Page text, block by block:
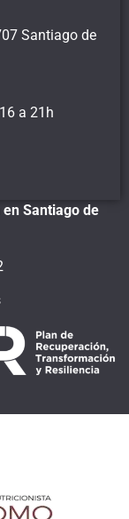
Santiago de
a 21h
Santiago de